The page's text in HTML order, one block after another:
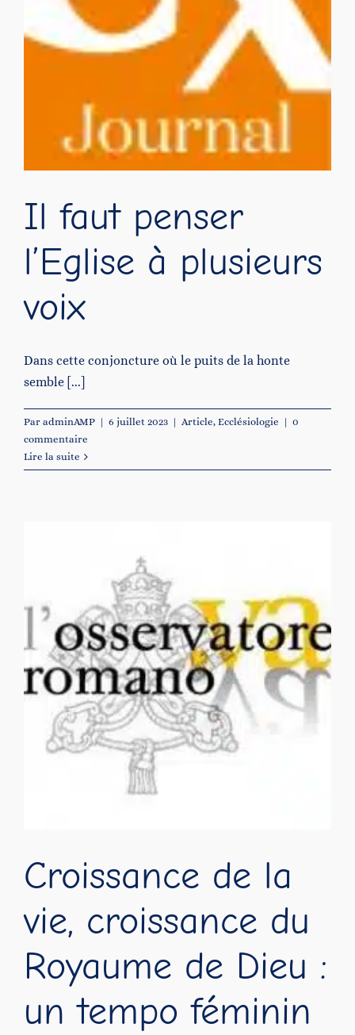
Il faut penser
l’Eglise à plusieurs
voix
Dans cette conjoncture où le puits de la honte
semble [...]
Par adminAMP | 6 juillet 2023 | Article, Ecclésiologie | 0
commentaire
Lire la suite
Croissance de la
vie, croissance du
Royaume de Dieu :
un tempo féminin